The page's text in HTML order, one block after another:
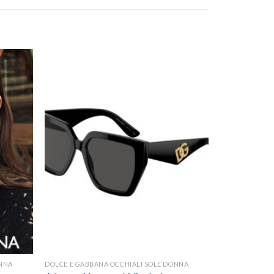
DOLCE E GABBANA OCCHIALI SOLE DONNA